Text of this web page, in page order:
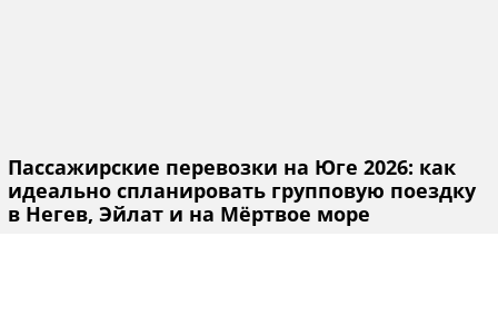
Пассажирские перевозки на Юге 2026: как
идеально спланировать групповую поездку
в Негев, Эйлат и на Мёртвое море